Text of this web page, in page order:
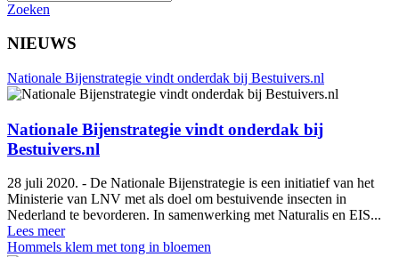
Zoeken
NIEUWS
Nationale Bijenstrategie vindt onderdak bij Bestuivers.nl
Nationale Bijenstrategie vindt onderdak bij
Bestuivers.nl
28 juli 2020. - De Nationale Bijenstrategie is een initiatief van het
Ministerie van LNV met als doel om bestuivende insecten in
Nederland te bevorderen. In samenwerking met Naturalis en EIS...
Lees meer
Hommels klem met tong in bloemen